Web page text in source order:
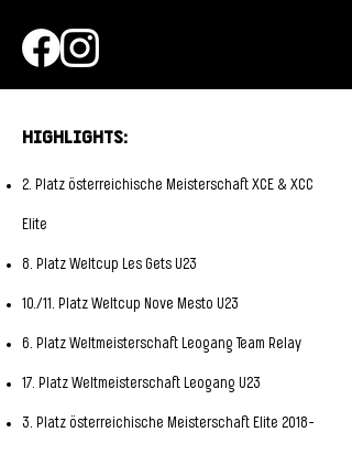
Highlights:
2. Platz österreichische Meisterschaft XCE & XCC
Elite
8. Platz Weltcup Les Gets U23
10./11. Platz Weltcup Nove Mesto U23
6. Platz Weltmeisterschaft Leogang Team Relay
17. Platz Weltmeisterschaft Leogang U23
3. Platz österreichische Meisterschaft Elite 2018-